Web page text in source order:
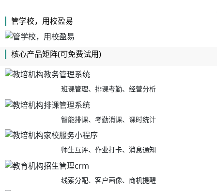
管学校，用校盈易
核心产品矩阵(可免费试用)
班课管理、排课考勤、经营分析
智能排课、考勤消课、课时统计
师生互评、作业打卡、消息通知
线索分配、客户画像、商机提醒